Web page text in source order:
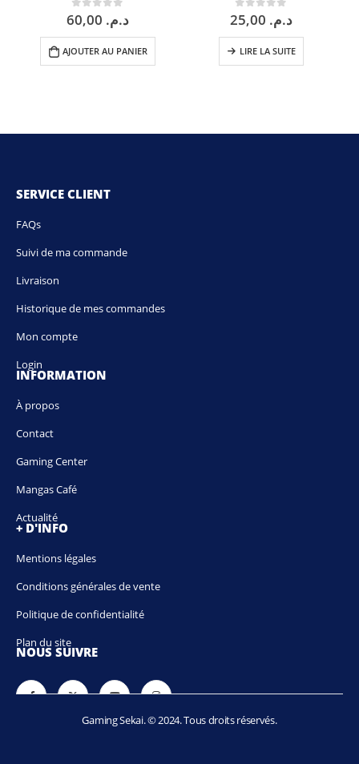
0sur 5د.م.
AJOUTER AU PANIER
0sur 5د.م.
LIRE LA SUITE
SERVICE CLIENT
FAQs
Suivi de ma commande
Livraison
Historique de mes commandes
Mon compte
Login
INFORMATION
À propos
Contact
Gaming Center
Mangas Café
Actualité
+ D'INFO
Mentions légales
Conditions générales de vente
Politique de confidentialité
Plan du site
NOUS SUIVRE
Gaming Sekai. © 2024. Tous droits réservés.